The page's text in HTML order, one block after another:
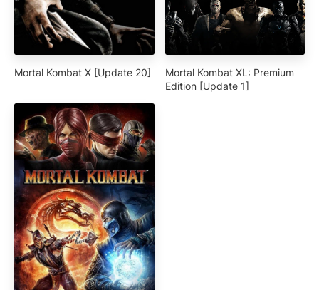
Mortal Kombat X [Update 20]
Mortal Kombat XL: Premium
Edition [Update 1]